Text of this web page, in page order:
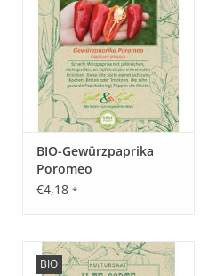
durchlässiger,
mittlerer Nährstoffbedarf,
Babybeets schon nach 5 -
BIO-Gewürzpaprika
Poromeo
€4,18 *
BIO